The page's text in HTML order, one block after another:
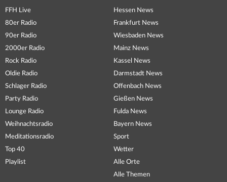
FFH Live
80er Radio
90er Radio
2000er Radio
Rock Radio
Oldie Radio
Schlager Radio
Party Radio
Lounge Radio
Weihnachtsradio
Meditationsradio
Top 40
Playlist
Hessen News
Frankfurt News
Wiesbaden News
Mainz News
Kassel News
Darmstadt News
Offenbach News
Gießen News
Fulda News
Bayern News
Sport
Wetter
Alle Orte
Alle Themen